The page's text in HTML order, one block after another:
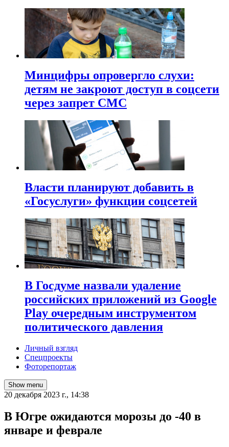
Минцифры опровергло слухи:
детям не закроют доступ в соцсети
через запрет СМС
Власти планируют добавить в
«Госуслуги» функции соцсетей
В Госдуме назвали удаление
российских приложений из Google
Play очередным инструментом
политического давления
Личный взгляд
Спецпроекты
Фоторепортаж
Show menu
20 декабря 2023 г., 14:38
В Югре ожидаются морозы до -40 в
январе и феврале